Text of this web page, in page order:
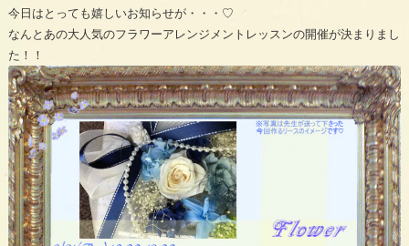
今日はとっても嬉しいお知らせが・・・♡
なんとあの大人気のフラワーアレンジメントレッスンの開催が決まりまし
た！！